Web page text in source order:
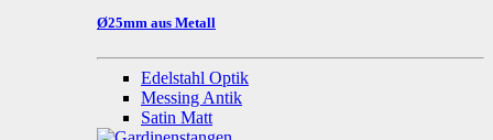
Ø25mm aus Metall
Edelstahl Optik
Messing Antik
Satin Matt